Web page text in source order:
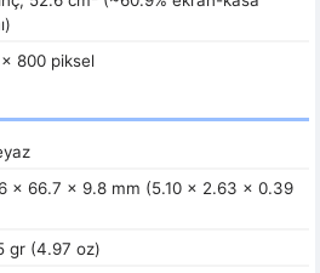
800 piksel
x 66.7 x 9.8 mm (5.10 x 2.63 x 0.39
gr (4.97 oz)